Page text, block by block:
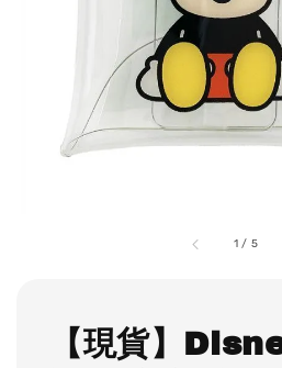
1 / 5
【現貨】